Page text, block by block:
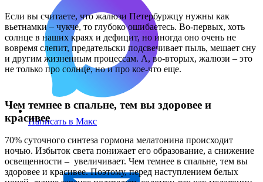
Написать в Макс
Если вы считаете, что жалюзи Петербуржцу нужны как
вьетнамки – чукче, то глубоко ошибаетесь. Во-первых, хоть
солнце в наших краях и дефицит, но иногда оно очень не
вовремя слепит, предательски подсвечивает пыль, мешает сну
и другим жизненным процессам. А, во-вторых, жалюзи – это
не только про солнце, но и про кое-что еще.
Чем темнее в спальне, тем вы здоровее и
красивее
70% суточного синтеза гормона мелатонина происходит
ночью. Избыток света понижает его образование, а снижение
освещенности – увеличивает. Чем темнее в спальне, тем вы
здоровее и красивее. Поэтому, перед наступлением белых